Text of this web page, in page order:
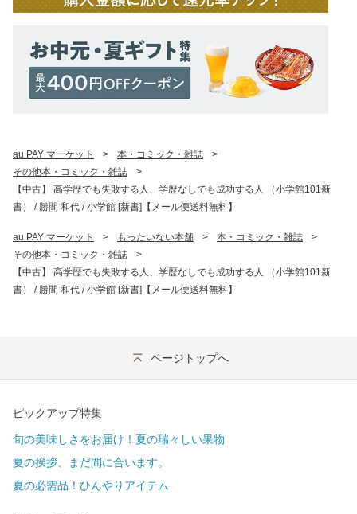
au PAY マーケット > 本・コミック・雑誌
>
その他本・コミック・雑誌
>
【中古】 高学歴でも失敗する人、学歴なしでも成功する人 （小学館101新
書） / 勝間 和代 / 小学館 [新書]【メール便送料無料】
au PAY マーケット > もったいない本舗 > 本・コミック・雑誌
>
その他本・コミック・雑誌
>
【中古】 高学歴でも失敗する人、学歴なしでも成功する人 （小学館101新
書） / 勝間 和代 / 小学館 [新書]【メール便送料無料】
ページトップへ
ピックアップ特集
旬の美味しさをお届け！夏の瑞々しい果物
夏の挨拶、まだ間に合います。
夏の必需品！ひんやりアイテム